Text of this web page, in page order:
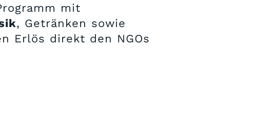
mit
, Getränken sowie
Erlös direkt den NGOs